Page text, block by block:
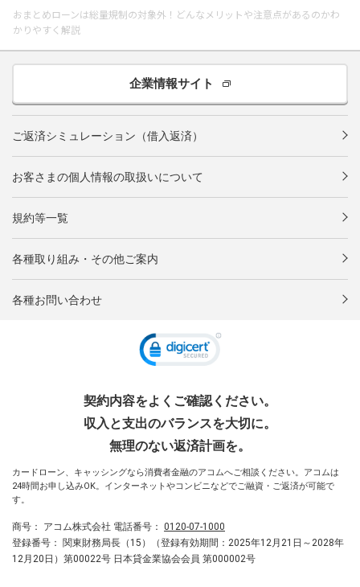
おまとめローンは総量規制の対象外！どんなメリットや注意点があるのかわ
かりやすく解説
企業情報サイト
ご返済シミュレーション（借入返済）
お客さまの個人情報の取扱いについて
規約等一覧
各種取り組み・その他ご案内
各種お問い合わせ
契約内容をよくご確認ください。
収入と支出のバランスを大切に。
無理のない返済計画を。
カードローン、キャッシングなら消費者金融のアコムへご相談ください。アコムは
24時間お申し込みOK。インターネットやコンビニなどでご融資・ご返済が可能で
す。
商号： アコム株式会社 電話番号： 0120-07-1000
登録番号：
関東財務局長（15）（登録有効期間：2025年12月21日～2028年
12月20日）第00022号 日本貸金業協会会員 第000002号